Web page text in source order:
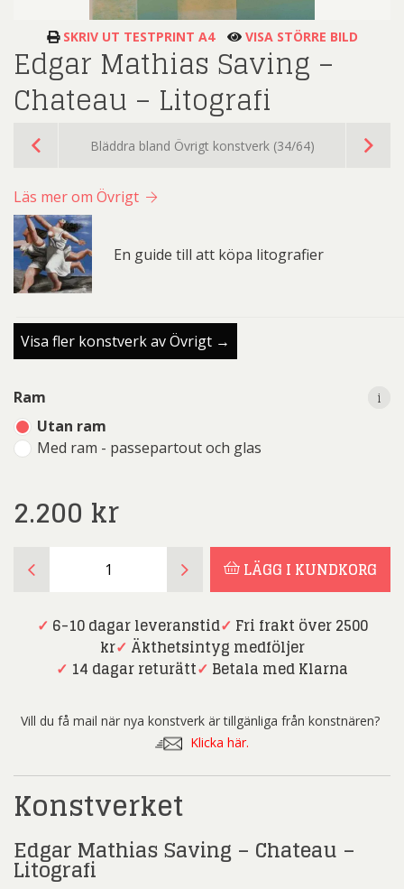
SKRIV UT TESTPRINT A4 VISA STÖRRE BILD
Edgar Mathias Saving –
Chateau – Litografi
Bläddra bland Övrigt konstverk (34/64)
Läs mer om Övrigt
En guide till att köpa litografier
Visa fler konstverk av Övrigt →
Ram
Utan ram
Med ram - passepartout och glas
i
2.200 kr
i
Mathias
LÄGG I KUNDKORG
✓ 6-10 dagar leveranstid✓ Fri frakt över 2500
kr✓ Äkthetsintyg medföljer
✓ 14 dagar returätt✓ Betala med Klarna
Vill du få mail när nya konstverk är tillgänliga från konstnären?
Klicka här.
Konstverket
Edgar Mathias Saving – Chateau –
Litografi